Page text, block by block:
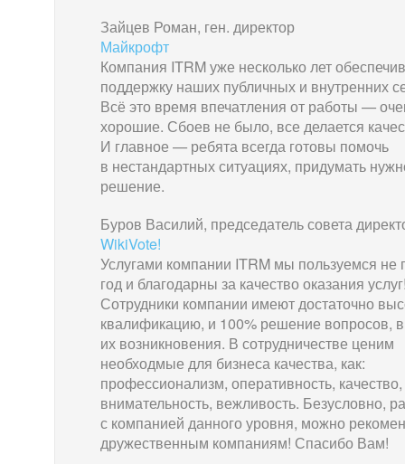
Зайцев Роман, ген. директор
Майкрофт
Компания ITRM уже несколько лет
поддержку наших публичных и внутренних
Всё это время впечатления от работы —
хорошие. Сбоев не было, все делается
И главное — ребята всегда готовы помочь
в нестандартных ситуациях, придумать
решение.
Буров Василий, председатель совета
WikiVote!
Услугами компании ITRM мы пользуемся не
год и благодарны за качество оказания
Сотрудники компании имеют достаточно
квалификацию, и 100% решение вопросов,
их возникновения. В сотрудничестве ценим
необходмые для бизнеса качества, как:
профессионализм, оперативность, качество,
внимательность, вежливость. Безусловно,
с компанией данного уровня, можно
дружественным компаниям! Спасибо Вам!